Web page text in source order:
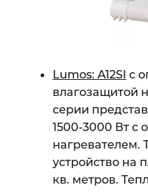
Lumos: A12SI с
влагозащитой
серии
1500-3000 Вт с
нагревателем.
устройство на
кв. метров.